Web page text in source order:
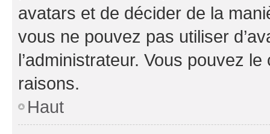
avatars et de décider de la
vous ne pouvez pas utiliser
l’administrateur. Vous pouvez
raisons.
Haut